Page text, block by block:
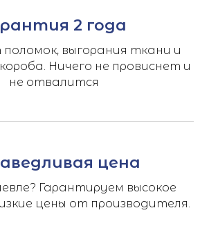
2 года
выгорания ткани и
Ничего не провиснет и
не отвалится
цена
Гарантируем высокое
цены от производителя.